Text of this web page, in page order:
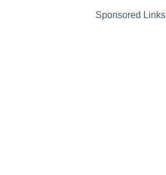
Sponsored Links